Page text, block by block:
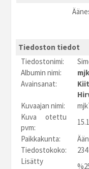
Tiedoston tiedot
Tiedostonimi:
Albumin nimi:
Avainsanat:
Kuvaajan nimi:
Kuva otettu
pvm:
Paikkakunta:
Tiedostokoko:
Lisätty